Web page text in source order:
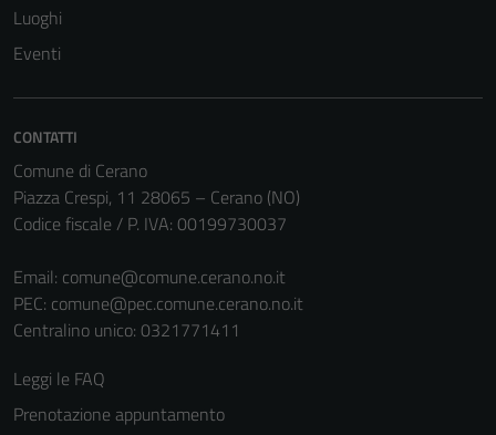
Luoghi
Eventi
CONTATTI
Comune di Cerano
Piazza Crespi, 11 28065 – Cerano (NO)
Codice fiscale / P. IVA: 00199730037
Email: comune@comune.cerano.no.it
PEC: comune@pec.comune.cerano.no.it
Centralino unico: 0321771411
Leggi le FAQ
Prenotazione appuntamento